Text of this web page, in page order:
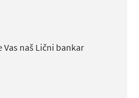
Vas naš Lični bankar